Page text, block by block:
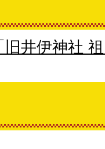
旧井伊神社